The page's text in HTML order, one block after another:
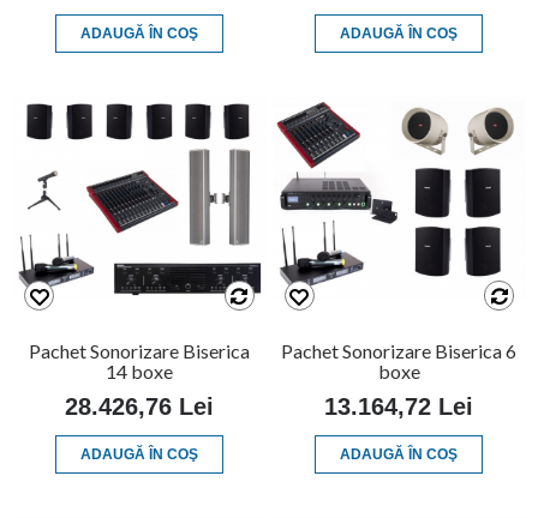
ADAUGĂ ÎN COŞ ADAUGĂ ÎN COŞ
Pachet Sonorizare Biserica
14 boxe
28.426,76 Lei
ADAUGĂ ÎN COŞ
Pachet Sonorizare Biserica 6
boxe
13.164,72 Lei
ADAUGĂ ÎN COŞ